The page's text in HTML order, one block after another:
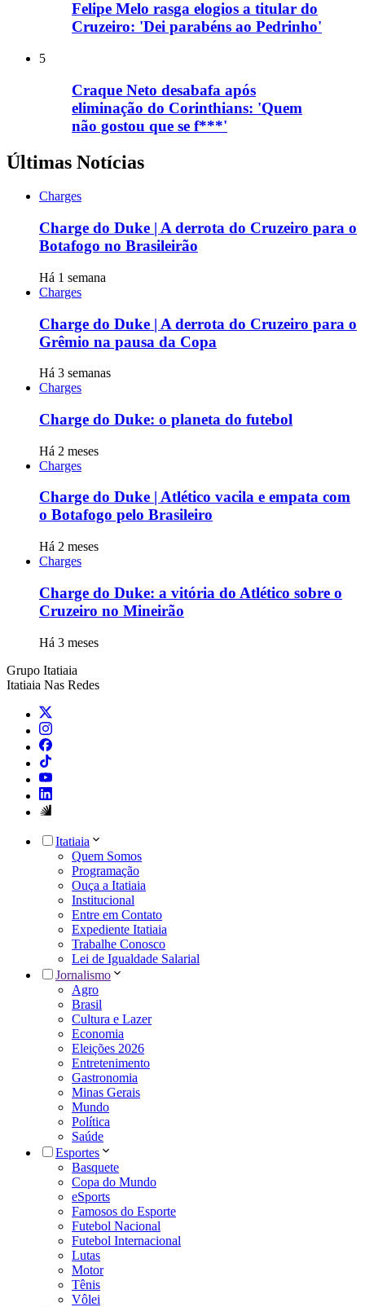
Felipe Melo rasga elogios a titular do
Cruzeiro: 'Dei parabéns ao Pedrinho'
5
Craque Neto desabafa após
eliminação do Corinthians: 'Quem
não gostou que se f***'
Últimas Notícias
Charges
Charge do Duke | A derrota do Cruzeiro para o
Botafogo no Brasileirão
Há 1 semana
Charges
Charge do Duke | A derrota do Cruzeiro para o
Grêmio na pausa da Copa
Há 3 semanas
Charges
Charge do Duke: o planeta do futebol
Há 2 meses
Charges
Charge do Duke | Atlético vacila e empata com
o Botafogo pelo Brasileiro
Há 2 meses
Charges
Charge do Duke: a vitória do Atlético sobre o
Cruzeiro no Mineirão
Há 3 meses
Grupo Itatiaia
Itatiaia Nas Redes
Itatiaia
Quem Somos
Programação
Ouça a Itatiaia
Institucional
Entre em Contato
Expediente Itatiaia
Trabalhe Conosco
Lei de Igualdade Salarial
Jornalismo
Agro
Brasil
Cultura e Lazer
Economia
Eleições 2026
Entretenimento
Gastronomia
Minas Gerais
Mundo
Política
Saúde
Esportes
Basquete
Copa do Mundo
eSports
Famosos do Esporte
Futebol Nacional
Futebol Internacional
Lutas
Motor
Tênis
Vôlei